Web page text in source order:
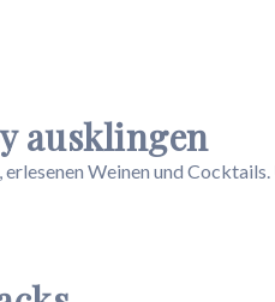
ausklingen
Weinen und